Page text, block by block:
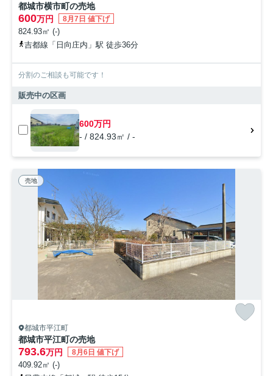
都城市横市町の売地
600万円 8月7日 値下げ
824.93㎡ (-)
吉都線「日向庄内」駅 徒歩36分
分割のご相談も可能です！
販売中の区画
600万円
- / 824.93㎡ / -
売地
都城市平江町
都城市平江町の売地
793.6万円 8月6日 値下げ
409.92㎡ (-)